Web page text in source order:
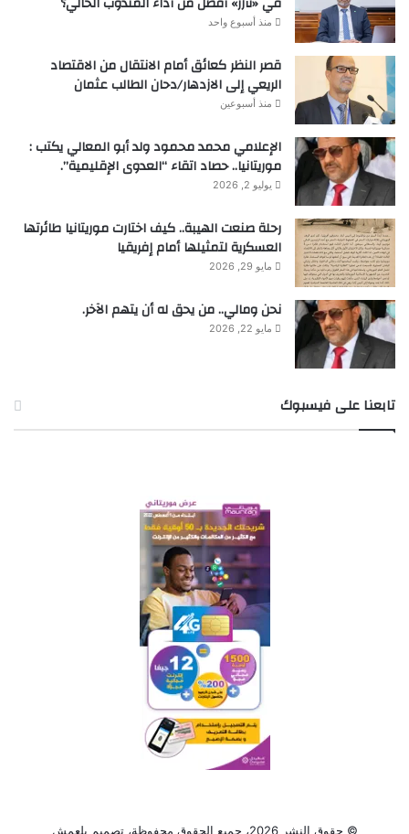
منذ أسبوع واحد
قصر النظر كعائق أمام الانتقال من الاقتصاد
الريعي إلى الازدهار/دحان الطالب عثمان
منذ أسبوعين
الإعلامي محمد محمود ولد أبو المعالي يكتب :
موريتانيا.. حصاد اتقاء “العدوى الإقليمية”.
يوليو 2, 2026
رحلة صنعت الهيبة.. كيف اختارت موريتانيا طائرتها
العسكرية لتمثيلها أمام إفريقيا
مايو 29, 2026
نحن ومالي.. من يحق له أن يتهم الآخر.
مايو 22, 2026
تابعنا على فيسبوك
© حقوق النشر 2026، جميع الحقوق محفوظة، تصميم بلعمش